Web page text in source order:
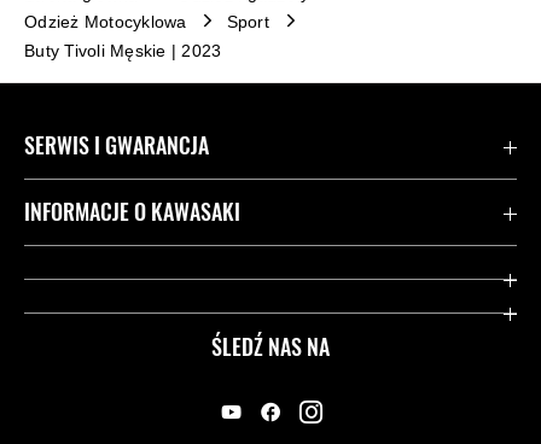
Odzież Motocyklowa
Sport
Buty Tivoli Męskie | 2023
ŚLEDŹ NAS NA
SERWIS I GWARANCJA
Kontakt
Przydatne strony
INFORMACJE O KAWASAKI
Dziedzictwo Kawasaki